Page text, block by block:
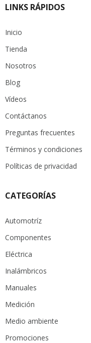
LINKS RÁPIDOS
Inicio
Tienda
Nosotros
Blog
Vídeos
Contáctanos
Preguntas frecuentes
Términos y condiciones
Políticas de privacidad
CATEGORÍAS
Automotríz
Componentes
Eléctrica
Inalámbricos
Manuales
Medición
Medio ambiente
Promociones